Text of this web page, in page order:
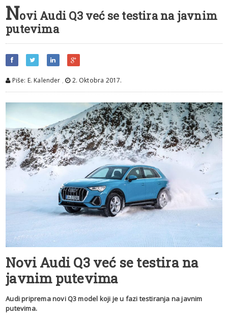
Novi Audi Q3 već se testira na javnim
putevima
Piše: E. Kalender , 2. Oktobra 2017.
Novi Audi Q3 već se testira na
javnim putevima
Audi priprema novi Q3 model koji je u fazi testiranja na javnim
putevima.